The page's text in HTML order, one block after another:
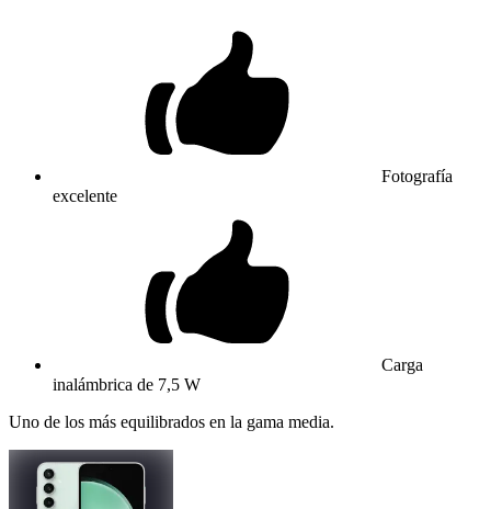
Fotografía
excelente
Carga
inalámbrica de 7,5 W
Uno de los más equilibrados en la gama media.